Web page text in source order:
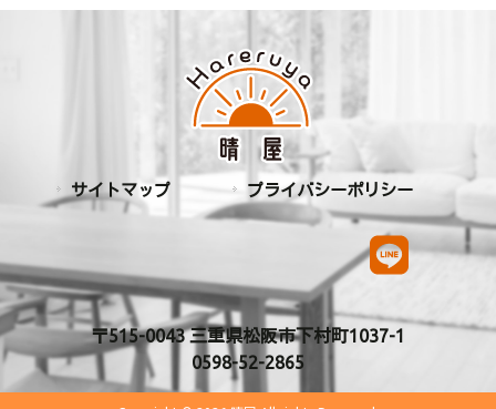
サイトマップ プライバシーポリシー
〒515-0043 三重県松阪市下村町1037-1
0598-52-2865